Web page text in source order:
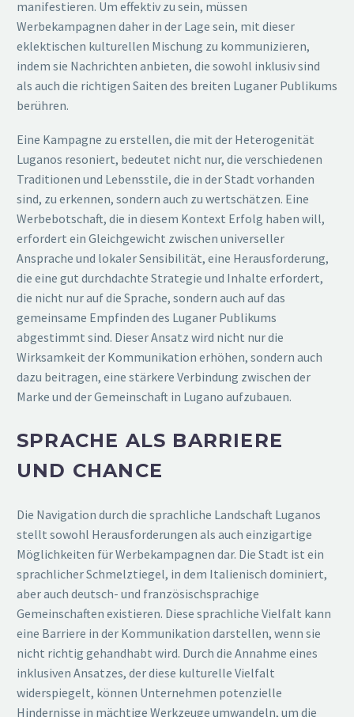
manifestieren. Um effektiv zu sein, müssen
Werbekampagnen daher in der Lage sein, mit dieser
eklektischen kulturellen Mischung zu kommunizieren,
indem sie Nachrichten anbieten, die sowohl inklusiv sind
als auch die richtigen Saiten des breiten Luganer Publikums
berühren.
Eine Kampagne zu erstellen, die mit der Heterogenität
Luganos resoniert, bedeutet nicht nur, die verschiedenen
Traditionen und Lebensstile, die in der Stadt vorhanden
sind, zu erkennen, sondern auch zu wertschätzen. Eine
Werbebotschaft, die in diesem Kontext Erfolg haben will,
erfordert ein Gleichgewicht zwischen universeller
Ansprache und lokaler Sensibilität, eine Herausforderung,
die eine gut durchdachte Strategie und Inhalte erfordert,
die nicht nur auf die Sprache, sondern auch auf das
gemeinsame Empfinden des Luganer Publikums
abgestimmt sind. Dieser Ansatz wird nicht nur die
Wirksamkeit der Kommunikation erhöhen, sondern auch
dazu beitragen, eine stärkere Verbindung zwischen der
Marke und der Gemeinschaft in Lugano aufzubauen.
SPRACHE ALS BARRIERE
UND CHANCE
Die Navigation durch die sprachliche Landschaft Luganos
stellt sowohl Herausforderungen als auch einzigartige
Möglichkeiten für Werbekampagnen dar. Die Stadt ist ein
sprachlicher Schmelztiegel, in dem Italienisch dominiert,
aber auch deutsch- und französischsprachige
Gemeinschaften existieren. Diese sprachliche Vielfalt kann
eine Barriere in der Kommunikation darstellen, wenn sie
nicht richtig gehandhabt wird. Durch die Annahme eines
inklusiven Ansatzes, der diese kulturelle Vielfalt
widerspiegelt, können Unternehmen potenzielle
Hindernisse in mächtige Werkzeuge umwandeln, um die